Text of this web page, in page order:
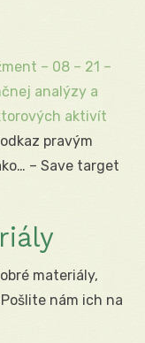
– 08 – 21 –
analýzy a
aktivít
pravým
– Save target
materiály,
nám ich na